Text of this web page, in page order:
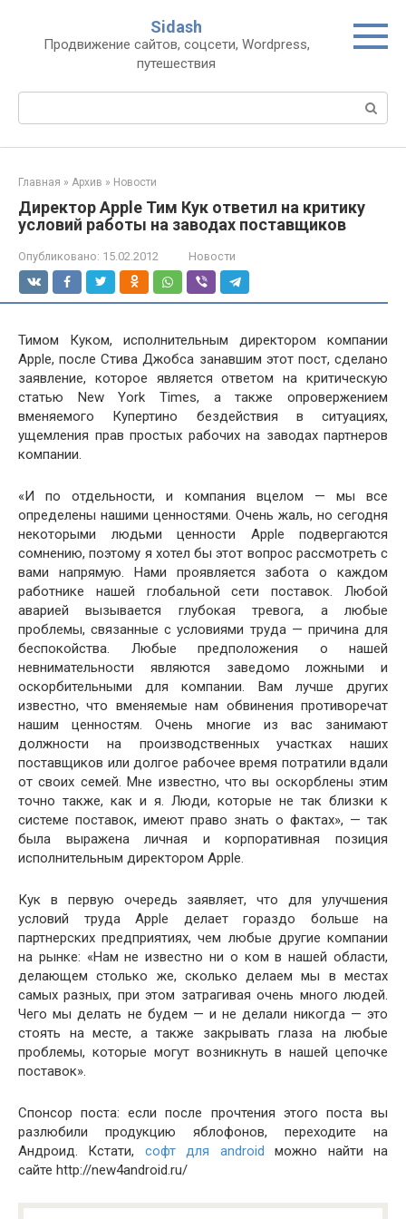
контенту
Sidash
Продвижение сайтов, соцсети, Wordpress,
путешествия
Главная » Архив » Новости
Директор Apple Тим Кук ответил на критику
условий работы на заводах поставщиков
Опубликовано: 15.02.2012 Новости
Тимом Куком, исполнительным директором компании
Apple, после Стива Джобса занавшим этот пост, сделано
заявление, которое является ответом на критическую
статью New York Times, а также опровержением
вменяемого Купертино бездействия в ситуациях,
ущемления прав простых рабочих на заводах партнеров
компании.
«И по отдельности, и компания вцелом — мы все
определены нашими ценностями. Очень жаль, но сегодня
некоторыми людьми ценности Apple подвергаются
сомнению, поэтому я хотел бы этот вопрос рассмотреть с
вами напрямую. Нами проявляется забота о каждом
работнике нашей глобальной сети поставок. Любой
аварией вызывается глубокая тревога, а любые
проблемы, связанные с условиями труда — причина для
беспокойства. Любые предположения о нашей
невнимательности являются заведомо ложными и
оскорбительными для компании. Вам лучше других
известно, что вменяемые нам обвинения противоречат
нашим ценностям. Очень многие из вас занимают
должности на производственных участках наших
поставщиков или долгое рабочее время потратили вдали
от своих семей. Мне известно, что вы оскорблены этим
точно также, как и я. Люди, которые не так близки к
системе поставок, имеют право знать о фактах», — так
была выражена личная и корпоративная позиция
исполнительным директором Apple.
Кук в первую очередь заявляет, что для улучшения
условий труда Apple делает гораздо больше на
партнерских предприятиях, чем любые другие компании
на рынке: «Нам не известно ни о ком в нашей области,
делающем столько же, сколько делаем мы в местах
самых разных, при этом затрагивая очень много людей.
Чего мы делать не будем — и не делали никогда — это
стоять на месте, а также закрывать глаза на любые
проблемы, которые могут возникнуть в нашей цепочке
поставок».
Спонсор поста: если после прочтения этого поста вы
разлюбили продукцию яблофонов, переходите на
Андроид. Кстати, софт для android можно найти на
сайте http://new4android.ru/